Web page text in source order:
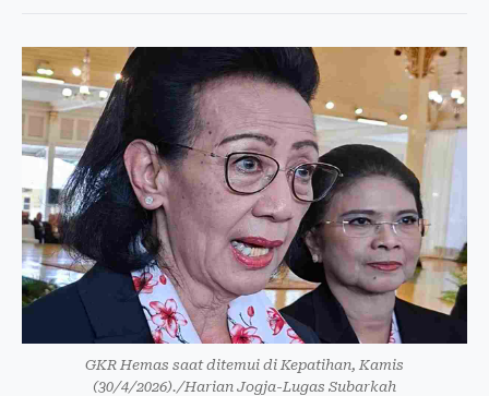
GKR Hemas saat ditemui di Kepatihan, Kamis
(30/4/2026)./Harian Jogja-Lugas Subarkah